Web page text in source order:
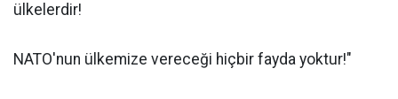
ülkelerdir!
NATO'nun ülkemize vereceği hiçbir fayda yoktur!"